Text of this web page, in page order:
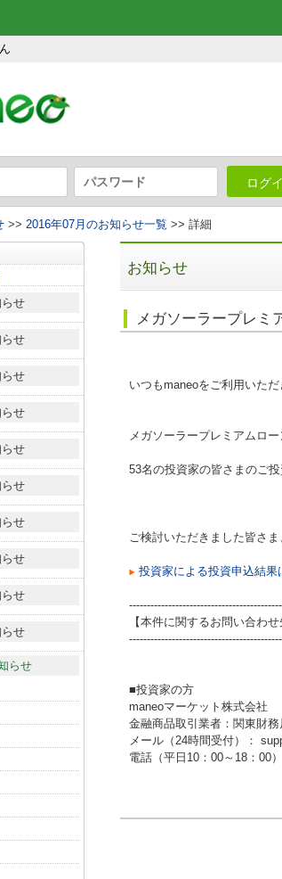
ログ
>> 2016年07月のお知らせ一覧 >> 詳細
せ
せ
せ
せ
せ
せ
せ
せ
せ
せ
らせ
お知らせ
メガソーラープレミ
いつもmaneoをご利用いた
メガソーラープレミアムロ
53名の投資家の皆さまのご
ご検討いただきました皆さ
投資家による投資申込結果
-------------------------------------------
【本件に関するお問い合わせ
-------------------------------------------
■投資家の方
maneoマーケット株式会社
金融商品取引業者：関東財
メール（24時間受付）：
電話（平日10：00～18：00